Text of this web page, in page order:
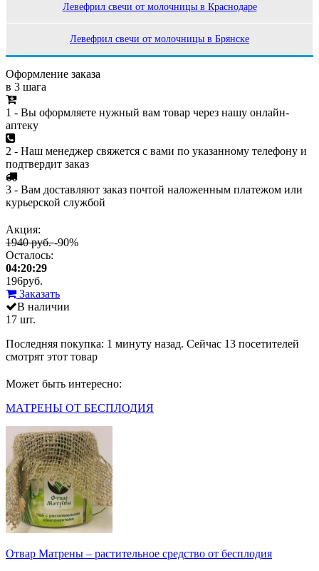
Левефрил свечи от молочницы в Краснодаре
Левефрил свечи от молочницы в Брянске
Оформление заказа
в 3 шага
1 - Вы оформляете нужный вам товар через нашу онлайн-
аптеку
2 - Наш менеджер свяжется с вами по указанному телефону и
подтвердит заказ
3 - Вам доставляют заказ почтой наложенным платежом или
курьерской службой
Акция:
1940 руб.-90%
Осталось:
04:20:29
196руб.
Заказать
В наличии
17 шт.
Последняя покупка: 1 минуту назад. Сейчас 13 посетителей
смотрят этот товар
Может быть интересно:
МАТРЕНЫ ОТ БЕСПЛОДИЯ
Отвар Матрены – растительное средство от бесплодия